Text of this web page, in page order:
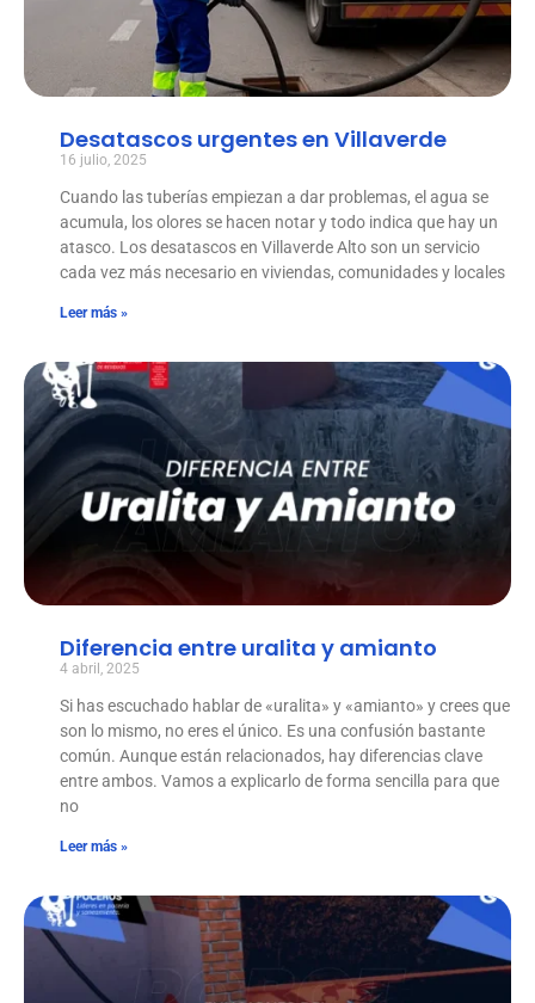
Desatascos urgentes en Villaverde
16 julio, 2025
Cuando las tuberías empiezan a dar problemas, el agua se
acumula, los olores se hacen notar y todo indica que hay un
atasco. Los desatascos en Villaverde Alto son un servicio
cada vez más necesario en viviendas, comunidades y locales
Leer más »
Diferencia entre uralita y amianto
4 abril, 2025
Si has escuchado hablar de «uralita» y «amianto» y crees que
son lo mismo, no eres el único. Es una confusión bastante
común. Aunque están relacionados, hay diferencias clave
entre ambos. Vamos a explicarlo de forma sencilla para que
no
Leer más »